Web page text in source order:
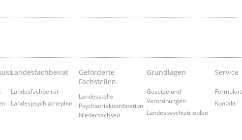
Landesfachbeirat
Landesfachbeirat
Landespsychiatrieplan
Geförderte
Fachstellen
Landesstelle
Psychiatriekoordination
Niedersachsen
Grundlagen
Gesetze und
Verordnungen
Landespsychiatrieplan
Service
Kontakt